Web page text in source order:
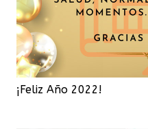
¡Feliz Año 2022!